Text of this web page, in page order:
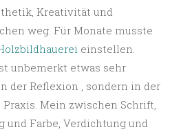
Kreativität und
weg. Für Monate musste
einstellen.
unbemerkt etwas sehr
der Reflexion , sondern in der
Mein zwischen Schrift,
und Farbe, Verdichtung und